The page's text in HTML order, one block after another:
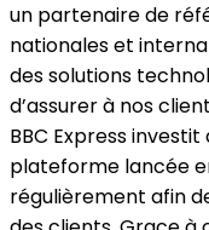
un partenaire de
nationales et
des solutions
d’assurer à nos
BBC Express
plateforme lancée
régulièrement afin